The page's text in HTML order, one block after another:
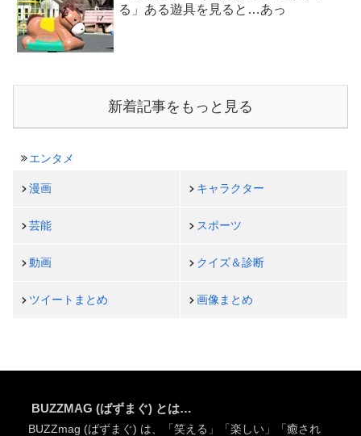
る」ある遊具を見ると…あっ
新着記事をもっと見る
エンタメ
漫画 キャラクター
芸能 スポーツ
動画 クイズ＆診断
ツイートまとめ 画像まとめ
BUZZMAG (ばずまぐ) とは…
BUZZmag (ばずまぐ) は、「笑える」「楽しい」「癒され